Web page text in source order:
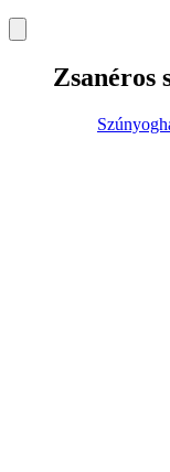
Zsanéros